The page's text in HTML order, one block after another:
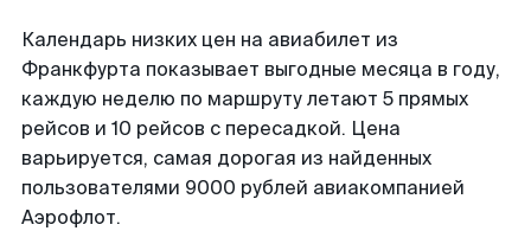
Календарь низких цен на авиабилет из
Франкфурта показывает выгодные месяца в году,
каждую неделю по маршруту летают 5 прямых
рейсов и 10 рейсов с пересадкой. Цена
варьируется, самая дорогая из найденных
пользователями 9000 рублей авиакомпанией
Аэрофлот.